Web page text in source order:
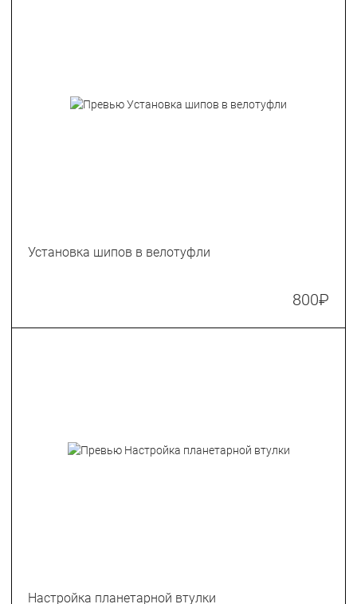
Установка шипов в велотуфли
800₽
Настройка планетарной втулки